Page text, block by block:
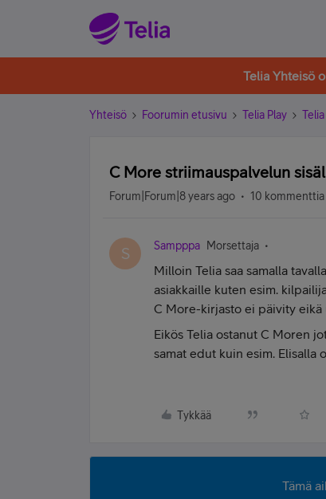
Telia Yhteisö
Yhteisö Foorumin etusivu Telia Play
C More striimauspalvelun
Forum|Forum|8 years ago 10 kommenttia
S Sampppa Morsettaja
Milloin Telia saa samalla
asiakkaille kuten esim.
C More-kirjasto ei päivity eikä
Eikös Telia ostanut C Moren
samat edut kuin esim. Elisalla
Tykkää
Tämä